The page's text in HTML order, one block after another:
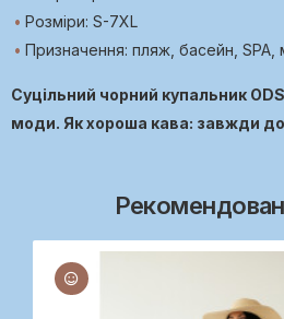
Розміри: S-7XL
Призначення: пляж, басейн, SPA,
Суцільний чорний купальник
моди. Як хороша кава: завжди